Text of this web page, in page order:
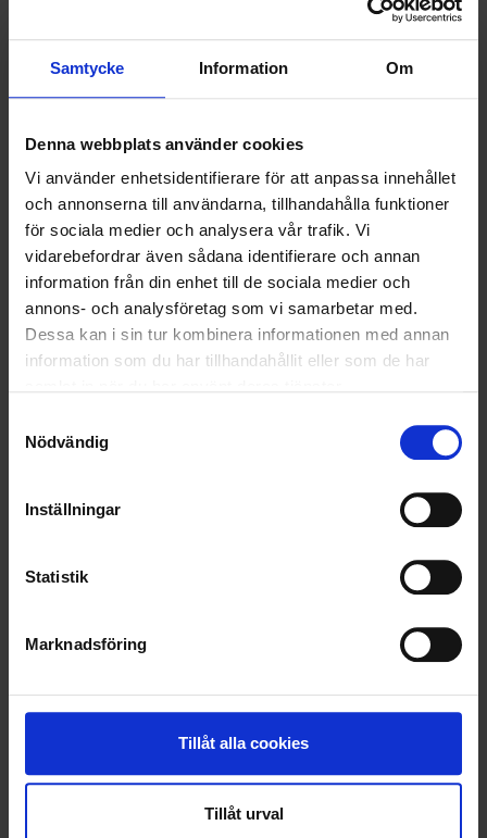
Samtycke Information Om
Denna webbplats använder cookies
Vi använder enhetsidentifierare för att anpassa innehållet
och annonserna till användarna, tillhandahålla funktioner
för sociala medier och analysera vår trafik. Vi
vidarebefordrar även sådana identifierare och annan
information från din enhet till de sociala medier och
annons- och analysföretag som vi samarbetar med.
Dessa kan i sin tur kombinera informationen med annan
information som du har tillhandahållit eller som de har
Nödvändig
Inställningar
Statistik
Marknadsföring
Tillåt alla cookies
Tillåt urval
OHLSSONS REGION SYD
OHLSSONSKOLLEGOR
RENHÅLLNING
SAMARBETEN
SOCIALT ANSVAR
VELLINGE
KUNDTJÄNST